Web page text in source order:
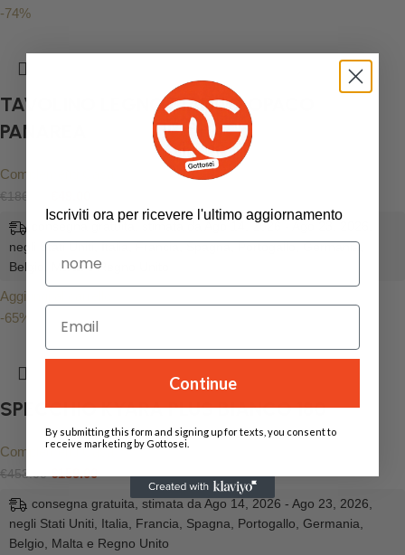
-74%
TAVOLINO LEGNO BIANCO OPACO
PANAREA
Complementi Casa
€186.00
consegna gratuita, stimata da Ago 14, 2026 - Ago 23, 2026,
negli Stati Uniti, Italia, Francia, Spagna, Portogallo, Germania,
Belgio, Malta e Regno Unito
Aggiungi al carrello
-65%
SPECCHIO KYARA PLUS BIANCO 180
Complementi Casa
€453.00 €159.00
consegna gratuita, stimata da Ago 14, 2026 - Ago 23, 2026,
negli Stati Uniti, Italia, Francia, Spagna, Portogallo, Germania,
Belgio, Malta e Regno Unito
Iscriviti ora per ricevere l'ultimo aggiornamento
Continue
By submitting this form and signing up for texts, you consent to
receive marketing by Gottosei.